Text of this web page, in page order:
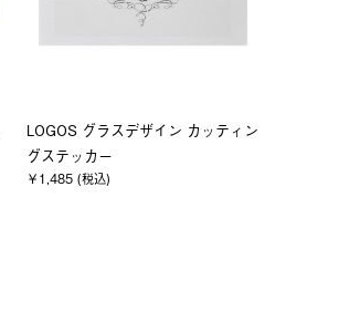
LOGOS グラスデザイン カッティン
グステッカー
￥1,485 (税込)